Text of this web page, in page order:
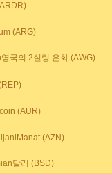
(ARG)
국의 2실링 은화 (AWG)
(AUR)
(AZN)
달러 (BSD)